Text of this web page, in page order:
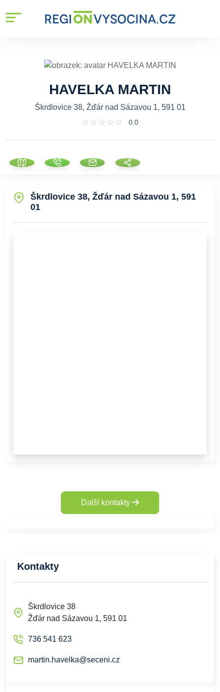
HAVELKA MARTIN
Škrdlovice 38, Žďár nad Sázavou 1, 591 01
0.0
Škrdlovice 38, Žďár nad Sázavou 1, 591
01
Další kontakty
Kontakty
Škrdlovice 38
Žďár nad Sázavou 1, 591 01
736 541 623
martin.havelka@seceni.cz